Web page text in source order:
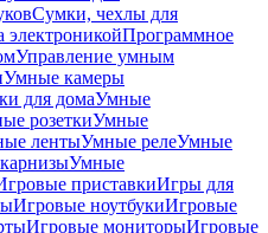
Сумки, чехлы для
электроникойПрограммное
Управление умным
Умные камеры
для домаУмные
розеткиУмные
лентыУмные релеУмные
Умные
приставкиИгры для
Игровые ноутбукиИгровые
Игровые мониторыИгровые